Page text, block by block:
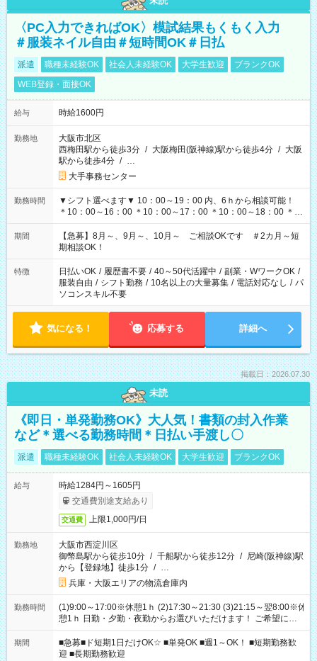
〈PC入力できればOK〉模試結果もくもく入力
＃服装ネイル自由＃短時間OK＃日払
派遣 職種未経験OK 社会人未経験OK 大学生歓迎
ブランクOK
WEB登録・面接OK
給与 時給1600円
勤務地
大阪市北区
西梅田駅から徒歩3分 / 大阪梅田(阪神線)駅から徒歩4分 / 大阪
駅から徒歩4分 / …
大手事務センター
勤務時間
▼シフト選べます▼ 10：00～19：00 内、6ｈから相談可能！
＊10：00～16：00 ＊10：00～17：00 ＊10：00～18：00 ＊
11：00～19：00 ＊12：00～19：00 ＊13：00～19：00
期間
【急募】8月～、9月～、10月～ ご相談OKです ＃2カ月～短
期相談OK！
特徴 日払いOK / 履歴書不要 / 40～50代活躍中 / 副業・WワークOK /
服装自由 / シフト勤務 / 10名以上の大量募集 / 電話対応なし / パ
ソコンスキル不要
気になる！ 応募する 詳細へ
掲載日：2026.07.30
未読
《即日・単発勤務OK》大人気！書類の封入作業
など＊選べる勤務時間＊日払い手渡し〇
派遣 職種未経験OK 社会人未経験OK 大学生歓迎 ブランクOK
給与
時給1284円～1605円
交通費別途支給あり
交通費 上限1,000円/日
勤務地
大阪市西淀川区
御幣島駅から徒歩10分 / 千船駅から徒歩12分 / 尼崎(阪神線)駅
から【登録地】徒歩1分 / …
兵庫・大阪エリアの物流倉庫内
勤務時間
(1)9:00～17:00※休憩1ｈ (2)17:30～21:30 (3)21:15～翌8:00※休
憩1ｈ 日勤・夕勤・夜勤からお選びいただけます！ ご希望に合
わせて働けるお仕事です(*^^*) 【その他選べる勤務時間】 8-17
時/9-17時/9-18時/10-18時/11-21時/18-22時/20-翌4時/21-翌5
時/22-翌6時/0-翌8時 ご自身のご都合で選んで頂ける完全自由シ
期間
■急募■ド短期1日だけOK☆ ■単発OK ■週1～OK！ ■短期勤務歓
迎 ■長期勤務歓迎